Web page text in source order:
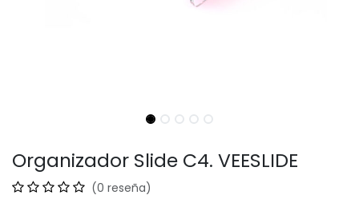
Organizador Slide C4. VEESLIDE
(0 reseña)